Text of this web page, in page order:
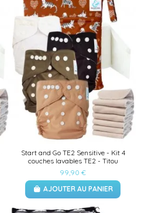
Start and Go TE2 Sensitive - Kit 4
couches lavables TE2 - Titou
99,90 €
AJOUTER AU PANIER